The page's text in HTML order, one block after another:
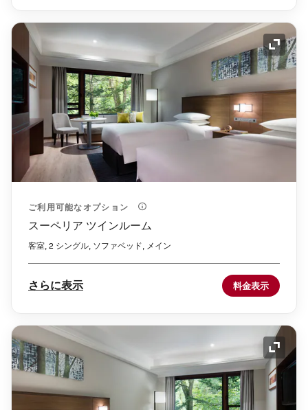
アイ
ご利用可能なオプション
スーペリア ツインルーム
客室, 2 シングル, ソファベッド, メイン
さらに表示 料金表示
アイ